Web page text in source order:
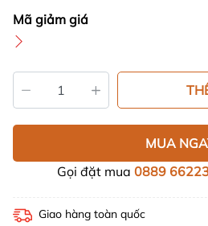
Mã giảm giá
MUA
Gọi đặt mua 0889
Giao hàng toàn quốc